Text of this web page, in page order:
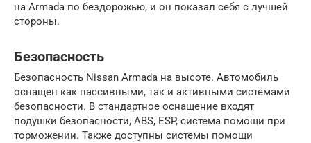
на Armada по бездорожью, и он показал себя с лучшей
стороны.
Безопасность
Безопасность Nissan Armada на высоте. Автомобиль
оснащен как пассивными, так и активными системами
безопасности. В стандартное оснащение входят
подушки безопасности, ABS, ESP, система помощи при
торможении. Также доступны системы помощи